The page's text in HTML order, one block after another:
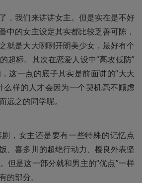
，我们来讲讲女主。但是实在是不好
中的女主设定其实都比较乏善可陈，
就是大大咧咧开朗美少女，最好有个
超标。其次在恋爱人设中“高攻低防”
这一点的底子其实是前面讲的“大大
么样的人才会因为一个契机毫不顾虑
远之的同学呢。
，女主还是要有一些特殊的记忆点
、喜多川的超绝行动力、樱良外表坚
但是这一部分就和男主的“优点”一样
的部分。